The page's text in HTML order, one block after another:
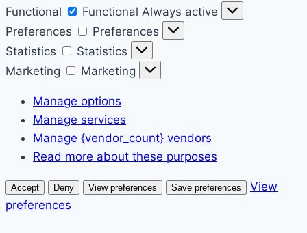
Functional
Functional Always active
Preferences
Preferences
Statistics
Statistics
Marketing
Marketing
Manage options
Manage services
Manage {vendor_count} vendors
Read more about these purposes
Accept Deny View preferences Save preferences
View
preferences